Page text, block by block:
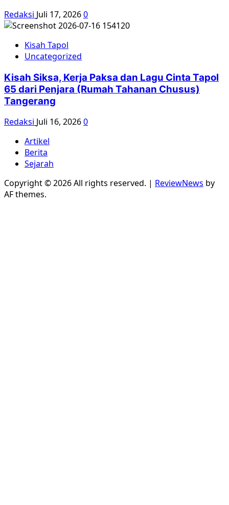
Redaksi Juli 17, 20260
Kisah Tapol
Uncategorized
Kisah Siksa, Kerja Paksa dan Lagu Cinta Tapol
65 dari Penjara (Rumah Tahanan Chusus)
Tangerang
Redaksi Juli 16, 20260
Artikel
Berita
Sejarah
Copyright © 2026 All rights reserved. | ReviewNews by
AF themes.